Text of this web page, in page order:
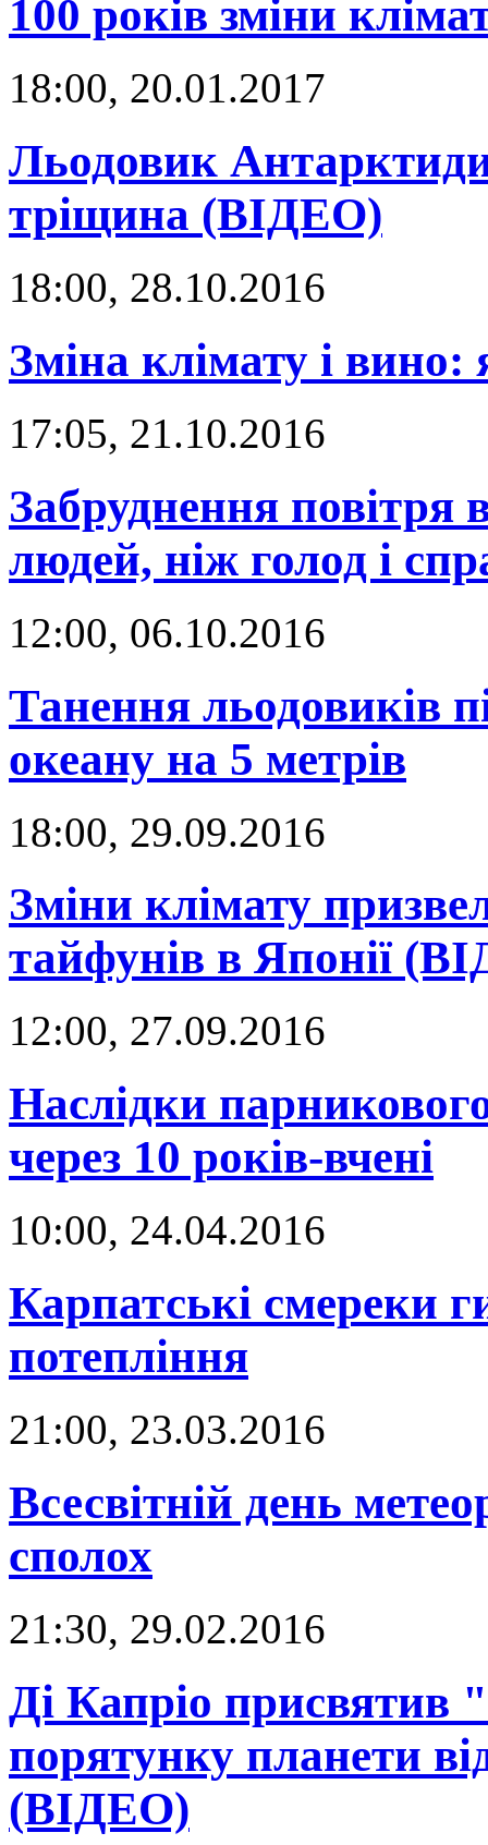
100 років зміни
18:00, 20.01.2017
Льодовик Антарктиди
тріщина (ВІДЕО)
18:00, 28.10.2016
Зміна клімату і вино:
17:05, 21.10.2016
Забруднення повітря
людей, ніж голод і
12:00, 06.10.2016
Танення льодовиків
океану на 5 метрів
18:00, 29.09.2016
Зміни клімату
тайфунів в Японії
12:00, 27.09.2016
Наслідки
через 10 років-вчені
10:00, 24.04.2016
Карпатські смереки
потепління
21:00, 23.03.2016
Всесвітній день
сполох
21:30, 29.02.2016
Ді Капріо присвятив
порятунку планети
(ВІДЕО)